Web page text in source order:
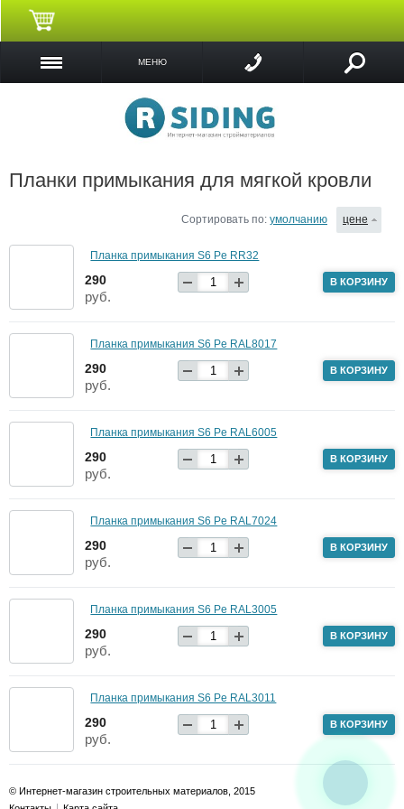
МЕНЮ
Планки примыкания для мягкой кровли
Сортировать по: умолчанию цене
Планка примыкания S6 Pe RR32
290
руб.
В КОРЗИНУ
Планка примыкания S6 Pe RAL8017
290
руб.
В КОРЗИНУ
Планка примыкания S6 Pe RAL6005
290
руб.
В КОРЗИНУ
Планка примыкания S6 Pe RAL7024
290
руб.
В КОРЗИНУ
Планка примыкания S6 Pe RAL3005
290
руб.
В КОРЗИНУ
Планка примыкания S6 Pe RAL3011
290
руб.
В КОРЗИНУ
© Интернет-магазин строительных материалов, 2015